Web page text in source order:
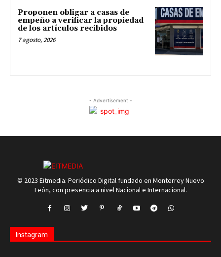
Proponen obligar a casas de
empeño a verificar la propiedad
de los artículos recibidos
7 agosto, 2026
- Advertisement -
© 2023 Eitmedia. Periódico Digital fundado en Monterrey Nuevo
León, con presencia a nivel Nacional e Internacional.
Instagram